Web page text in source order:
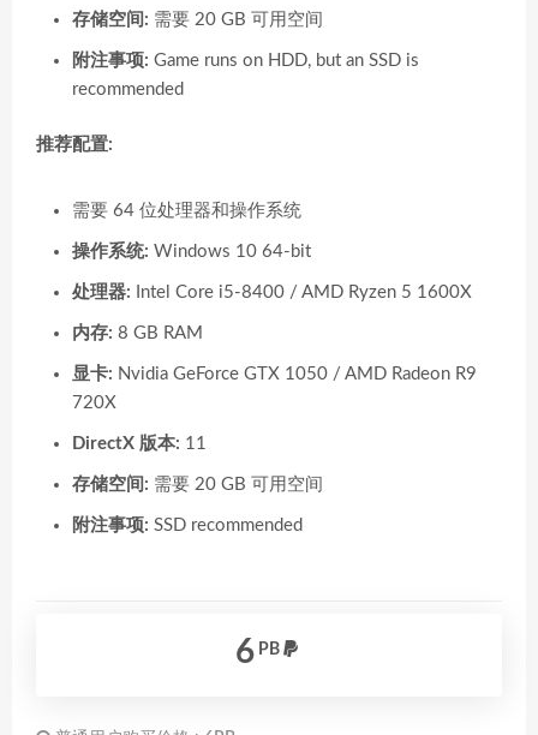
存储空间: 需要 20 GB 可用空间
附注事项: Game runs on HDD, but an SSD is
recommended
推荐配置:
需要 64 位处理器和操作系统
操作系统: Windows 10 64-bit
处理器: Intel Core i5-8400 / AMD Ryzen 5 1600X
内存: 8 GB RAM
显卡: Nvidia GeForce GTX 1050 / AMD Radeon R9
720X
DirectX 版本: 11
存储空间: 需要 20 GB 可用空间
附注事项: SSD recommended
6 PB